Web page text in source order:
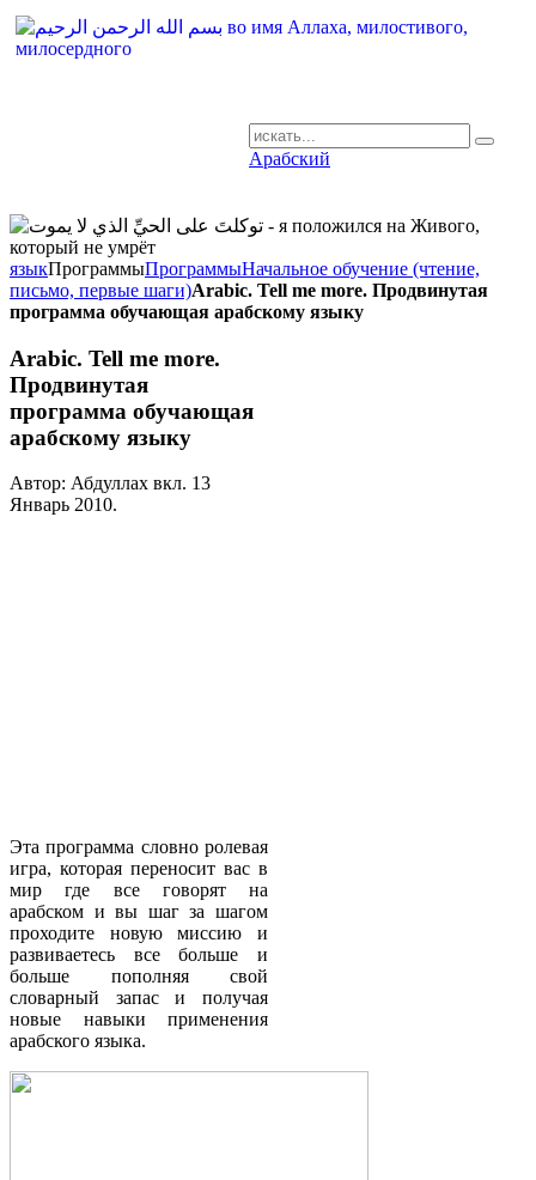
Арабский
языкПрограммыПрограммыНачальное обучение (чтение,
письмо, первые шаги)Arabic. Tell me more. Продвинутая
программа обучающая арабскому языку
Arabic. Tell me more.
Продвинутая
программа обучающая
арабскому языку
Автор: Абдуллах вкл. 13
Январь 2010.
Эта программа словно ролевая
игра, которая переносит вас в
мир где все говорят на
арабском и вы шаг за шагом
проходите новую миссию и
развиваетесь все больше и
больше пополняя свой
словарный запас и получая
новые навыки применения
арабского языка.